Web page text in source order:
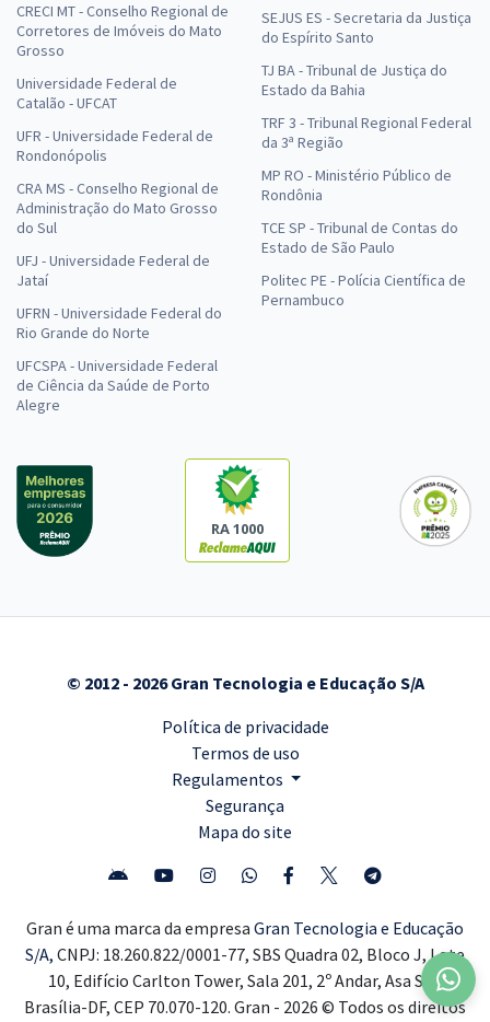
CRECI MT - Conselho Regional de
Corretores de Imóveis do Mato
Grosso
Universidade Federal de
Catalão - UFCAT
UFR - Universidade Federal de
Rondonópolis
CRA MS - Conselho Regional de
Administração do Mato Grosso
do Sul
UFJ - Universidade Federal de
Jataí
UFRN - Universidade Federal do
Rio Grande do Norte
UFCSPA - Universidade Federal
de Ciência da Saúde de Porto
Alegre
SEJUS ES - Secretaria da Justiça
do Espírito Santo
TJ BA - Tribunal de Justiça do
Estado da Bahia
TRF 3 - Tribunal Regional Federal
da 3ª Região
MP RO - Ministério Público de
Rondônia
TCE SP - Tribunal de Contas do
Estado de São Paulo
Politec PE - Polícia Científica de
Pernambuco
RA 1000
© 2012 - 2026 Gran Tecnologia e Educação S/A
Política de privacidade
Termos de uso
Regulamentos
Segurança
Mapa do site
Gran é uma marca da empresa Gran Tecnologia e Educação
S/A, CNPJ: 18.260.822/0001-77, SBS Quadra 02, Bloco J, Lote
10, Edifício Carlton Tower, Sala 201, 2º Andar, Asa Sul,
Brasília-DF, CEP 70.070-120. Gran - 2026 © Todos os direitos